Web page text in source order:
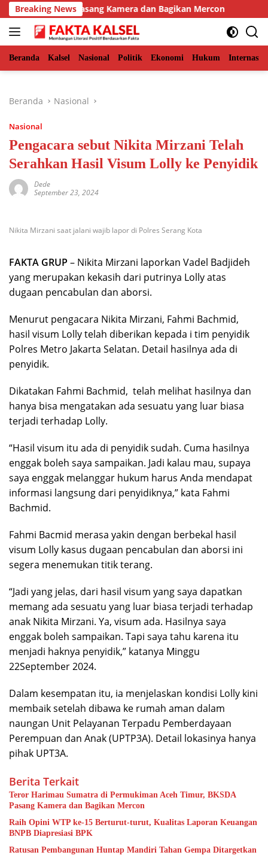
Langsung
ke
konten
Breaking News
BKSDA Pasang Kamera dan Bagikan Mercon
Beranda Kalsel Nasional Politik Ekonomi Hukum
Beranda Nasional
Nasional
Pengacara sebut Nikita Mirzani Telah
Serahkan Hasil Visum Lolly ke Penyidik
Dede
September 23, 2024
Nikita Mirzani saat jalani wajib lapor di Polres Serang Kota
FAKTA GRUP – Nikita Mirzani laporkan Vadel Badjideh
yang merupakan kekasih dari putrinya Lolly atas
dugaan pencabulan dan aborsi.
Menurut pengacara Nikita Mirzani, Fahmi Bachmid,
hasil visum Lolly telah diberikan kepada i tim penyidik
Polres Metro Jakarta Selatan. Detail hasilnya ada di
penyidik.
Dikatakan Fahmi Bachmid, telah melihat hasilnya dan
hanya bisa mengatakan ada sesuatu yang luar biasa
terjadi terhadap Lolly.
“Hasil visum itu ada di penyidik sudah. Cuma hasilnya
enggak boleh saya sampaikan. Jadi kalau mau, supaya
saya enggak melanggar hukum harus Anda mendapat
informasi langsung dari penyidiknya,” kata Fahmi
Bachmid.
Fahmi Bacmid merasa yakin dengan berbekal hasil
visum Lolly kasus dugaan pencabulan dan aborsi ini
segera menemukan titik terang.
“Jadi yang jelas, dari hasil visum yang saya dapatkan
memang ada sesuatu yang luar biasa terjadi terhadap
anak Nikita Mirzani. Ya, visum ada. Hasilnya saya
enggak boleh sampaikan. Tapi saya tahu karena itu
menjadi haknya penyidik,” katanya Minggu
22September 2024.
Dalam kesempatan itu, ia menjelaskan kondisi Lolly kini
membaik setelah dibawa ke rumah aman dalam
naungan Unit Pelayanan Terpadu Pemberdayaan
Perempuan dan Anak (UPTP3A). Detail lokasinya hanya
pihak UPT3A.
Berita Terkait
Teror Harimau Sumatra di Permukiman Aceh Timur, BKSDA
Pasang Kamera dan Bagikan Mercon
Raih Opini WTP ke-15 Berturut-turut, Kualitas Laporan Keuangan
BNPB Diapresiasi BPK
Ratusan Pembangunan Huntap Mandiri Tahan Gempa Ditargetkan